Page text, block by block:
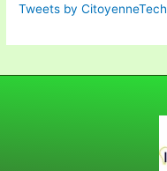
Tweets by CitoyenneTech